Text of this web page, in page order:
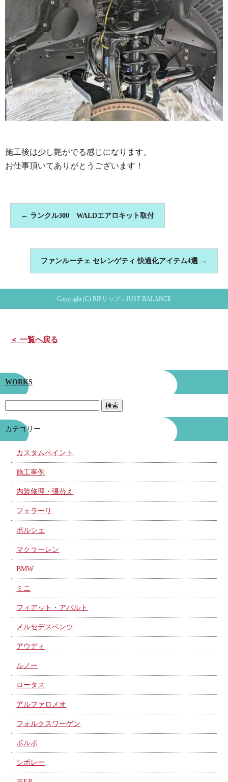
施工後は少し艶がでる感じになります。
お仕事頂いてありがとうございます！
← ランクル300 WALDエアロキット取付
ファンルーチェ セレンゲティ 快適化アイテム4選 →
Copyright (C) RIPリップ – JUST BALANCE
＜ 一覧へ戻る
WORKS
カテゴリー
カスタムペイント
施工事例
内装修理・張替え
フェラーリ
ポルシェ
マクラーレン
BMW
ミニ
フィアット・アバルト
メルセデスベンツ
アウディ
ルノー
ロータス
アルファロメオ
フォルクスワーゲン
ボルボ
シボレー